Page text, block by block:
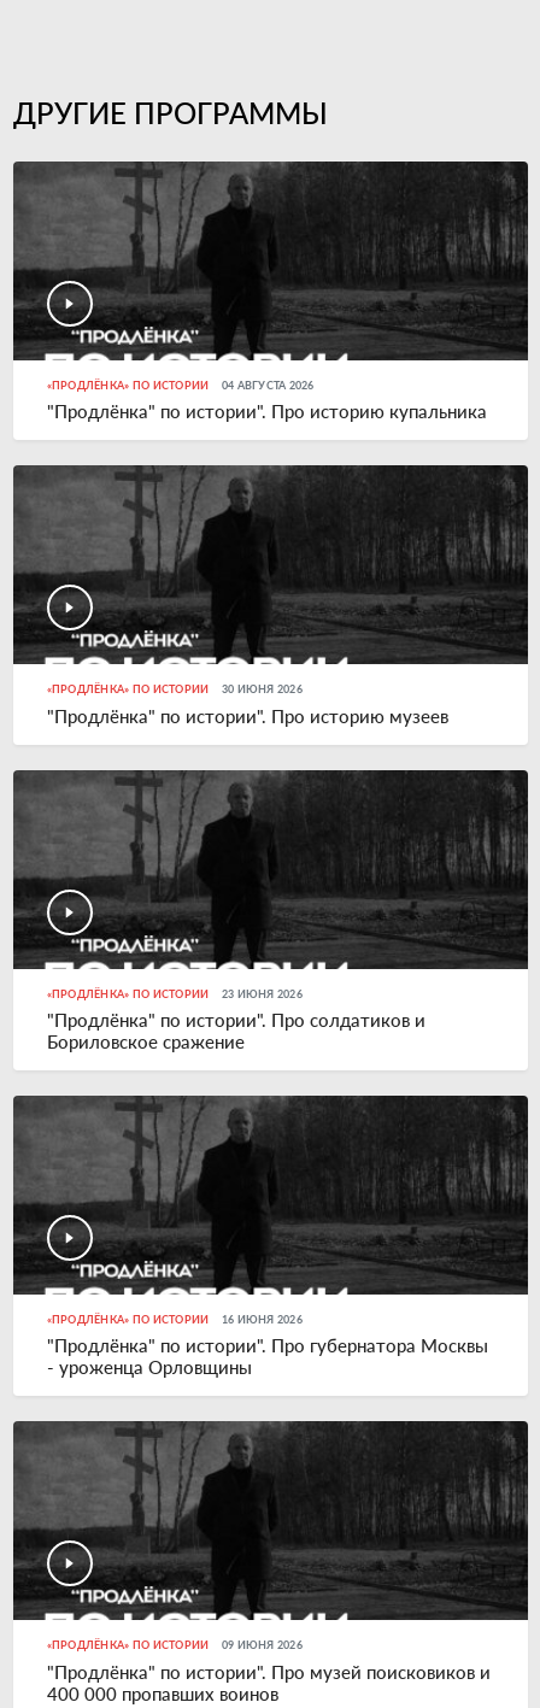
ДРУГИЕ ПРОГРАММЫ
«ПРОДЛЁНКА» ПО ИСТОРИИ 04 АВГУСТА 2026
"Продлёнка" по истории". Про историю купальника
«ПРОДЛЁНКА» ПО ИСТОРИИ 30 ИЮНЯ 2026
"Продлёнка" по истории". Про историю музеев
«ПРОДЛЁНКА» ПО ИСТОРИИ 23 ИЮНЯ 2026
"Продлёнка" по истории". Про солдатиков и
Бориловское сражение
«ПРОДЛЁНКА» ПО ИСТОРИИ 16 ИЮНЯ 2026
"Продлёнка" по истории". Про губернатора Москвы
- уроженца Орловщины
«ПРОДЛЁНКА» ПО ИСТОРИИ 09 ИЮНЯ 2026
"Продлёнка" по истории". Про музей поисковиков и
400 000 пропавших воинов